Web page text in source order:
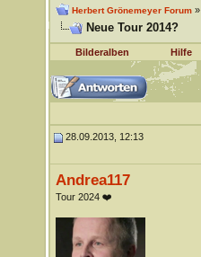
Herbert Grönemeyer Forum»
Neue Tour 2014?
Bilderalben Hilfe
28.09.2013, 12:13
Andrea117
Tour 2024 ❤️